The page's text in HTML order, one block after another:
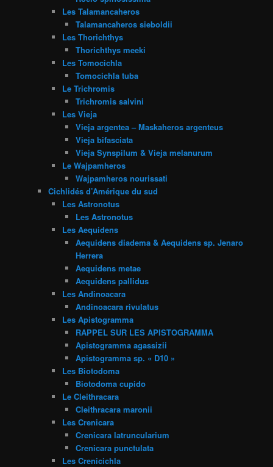
Les Talamancaheros
Talamancaheros sieboldii
Les Thorichthys
Thorichthys meeki
Les Tomocichla
Tomocichla tuba
Le Trichromis
Trichromis salvini
Les Vieja
Vieja argentea – Maskaheros argenteus
Vieja bifasciata
Vieja Synspilum & Vieja melanurum
Le Wajpamheros
Wajpamheros nourissati
Cichlidés d’Amérique du sud
Les Astronotus
Les Astronotus
Les Aequidens
Aequidens diadema & Aequidens sp. Jenaro
Herrera
Aequidens metae
Aequidens pallidus
Les Andinoacara
Andinoacara rivulatus
Les Apistogramma
RAPPEL SUR LES APISTOGRAMMA
Apistogramma agassizii
Apistogramma sp. « D10 »
Les Biotodoma
Biotodoma cupido
Le Cleithracara
Cleithracara maronii
Les Crenicara
Crenicara latruncularium
Crenicara punctulata
Les Crenicichla